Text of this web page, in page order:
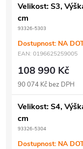
Velikost: S3,
cm
93326-5303
Dostupnost: NA
EAN: 0196625259005
108 990 Kč
90 074 Kč bez DPH
Velikost: S4,
cm
93326-5304
Dostupnost: NA